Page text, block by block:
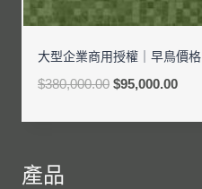
大型企業商用授權｜早鳥價格
$380,000.00 $95,000.00
產品